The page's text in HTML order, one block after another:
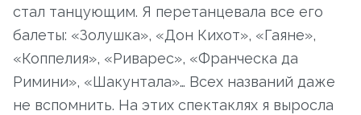
стал танцующим. Я перетанцевала все его
балеты: «Золушка», «Дон Кихот», «Гаяне»,
«Коппелия», «Риварес», «Франческа да
Римини», «Шакунтала»… Всех названий даже
не вспомнить. На этих спектаклях я выросла